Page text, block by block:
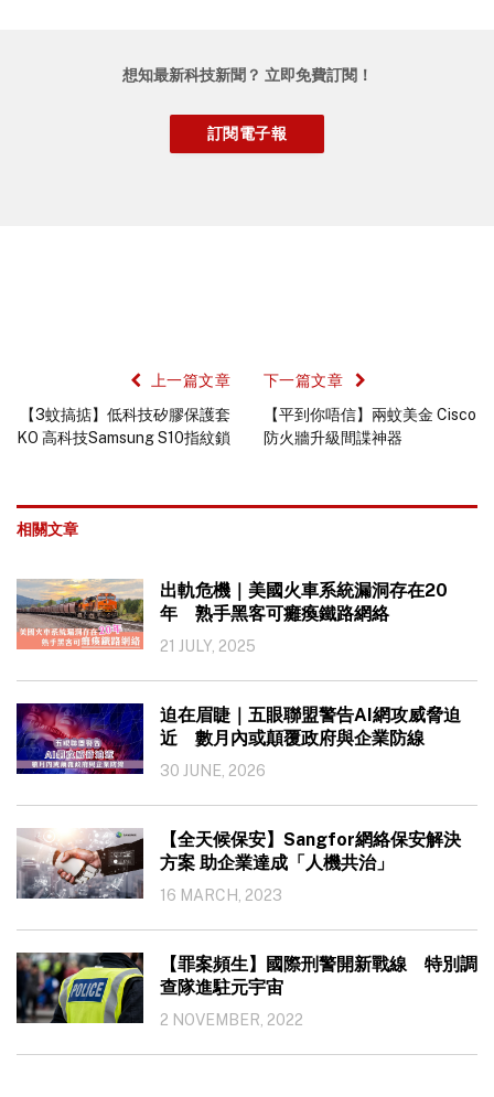
想知最新科技新聞？ 立即免費訂閱！
上一篇文章
【3蚊搞掂】低科技矽膠保護套
KO 高科技Samsung S10指紋鎖
下一篇文章
【平到你唔信】兩蚊美金 Cisco
防火牆升級間諜神器
相關文章
出軌危機｜美國火車系統漏洞存在20
年 熟手黑客可癱瘓鐵路網絡
21 JULY, 2025
迫在眉睫｜五眼聯盟警告AI網攻威脅迫
近 數月內或顛覆政府與企業防線
30 JUNE, 2026
【全天候保安】Sangfor網絡保安解決
方案 助企業達成「人機共治」
16 MARCH, 2023
【罪案頻生】國際刑警開新戰線 特別調
查隊進駐元宇宙
2 NOVEMBER, 2022